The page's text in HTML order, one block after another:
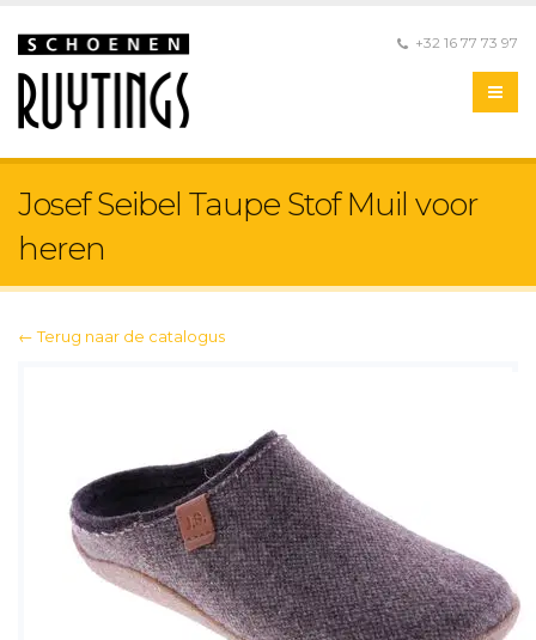
+32 16 77 73 97
Josef Seibel Taupe Stof Muil voor
heren
← Terug naar de catalogus